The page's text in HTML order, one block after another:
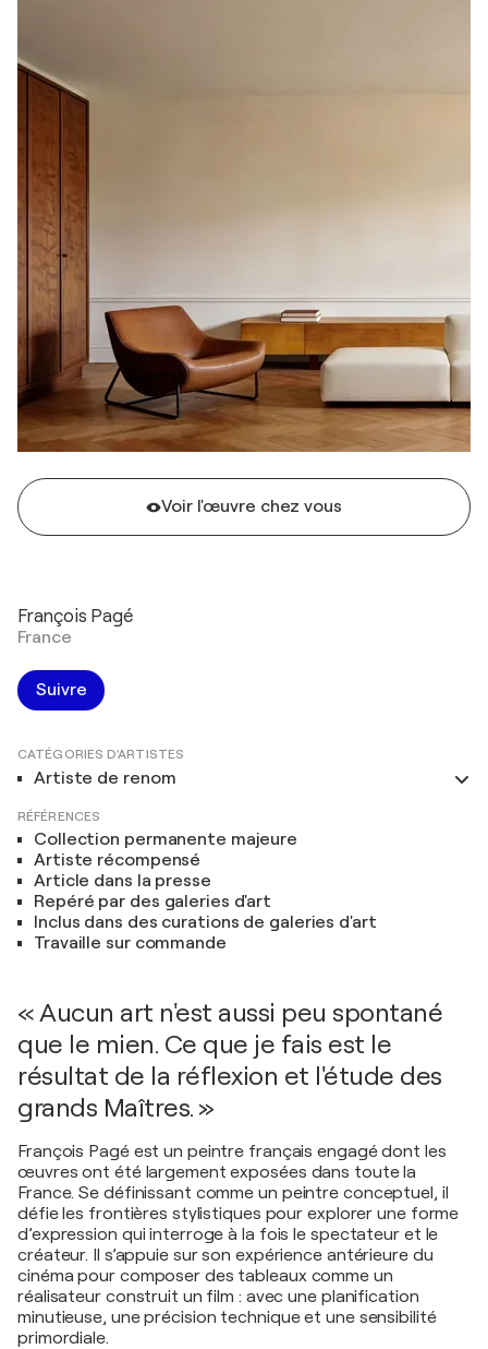
Voir l'œuvre chez vous
François Pagé
France
Suivre
CATÉGORIES D'ARTISTES
Artiste de renom
RÉFÉRENCES
Collection permanente majeure
Artiste récompensé
Article dans la presse
Repéré par des galeries d'art
Inclus dans des curations de galeries d'art
Travaille sur commande
« Aucun art n'est aussi peu spontané
que le mien. Ce que je fais est le
résultat de la réflexion et l'étude des
grands Maîtres. »
François Pagé est un peintre français engagé dont les
œuvres ont été largement exposées dans toute la
France. Se définissant comme un peintre conceptuel, il
défie les frontières stylistiques pour explorer une forme
d’expression qui interroge à la fois le spectateur et le
créateur. Il s’appuie sur son expérience antérieure du
cinéma pour composer des tableaux comme un
réalisateur construit un film : avec une planification
minutieuse, une précision technique et une sensibilité
primordiale.